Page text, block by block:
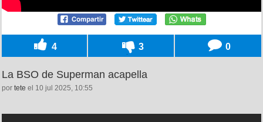
4 3 0
La BSO de Superman acapella
por tete el 10 jul 2025, 10:55